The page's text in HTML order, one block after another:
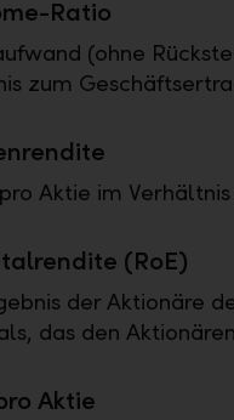
Ratio
(ohne
zum
Aktie im
(RoE)
der Aktionäre
das den
Aktie